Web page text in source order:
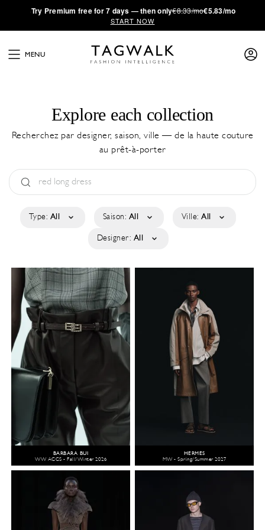
·Try Premium free for 7 days — then only€8.33/mo€5.83/mo
START NOW
MENU
Explore each collection
Recherchez par designer, saison, ville — de la haute couture
au prêt-à-porter
Type: All Saison: All Ville: All
Designer: All
BARBARA BUI
WW ACCS - Fall/Winter 2026
HERMÈS
MW - Spring/Summer 2027